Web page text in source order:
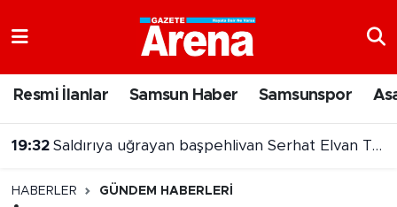
Resmi İlanlar Samsun Haber Samsunspor
19:32 Saldırıya uğrayan başpehlivan Serhat Elvan Tokat’a transfer oldu
HABERLER GÜNDEM HABERLERI
Samsun Namaz Vakitleri